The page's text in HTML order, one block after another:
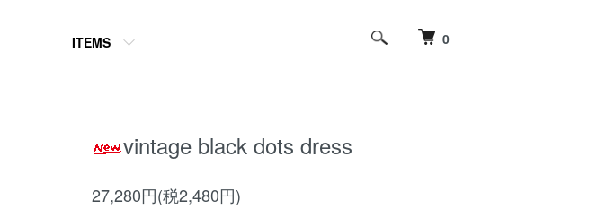
0
ITEMS
vintage black dots dress
27,280円(税2,480円)